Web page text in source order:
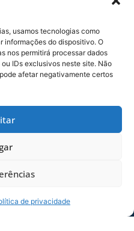
usamos tecnologias como
informações do dispositivo. O
nos permitirá processar dados
IDs exclusivos neste site. Não
afetar negativamente certos
de privacidade
F.C.
F.C.
/ AVAÍ F.C.